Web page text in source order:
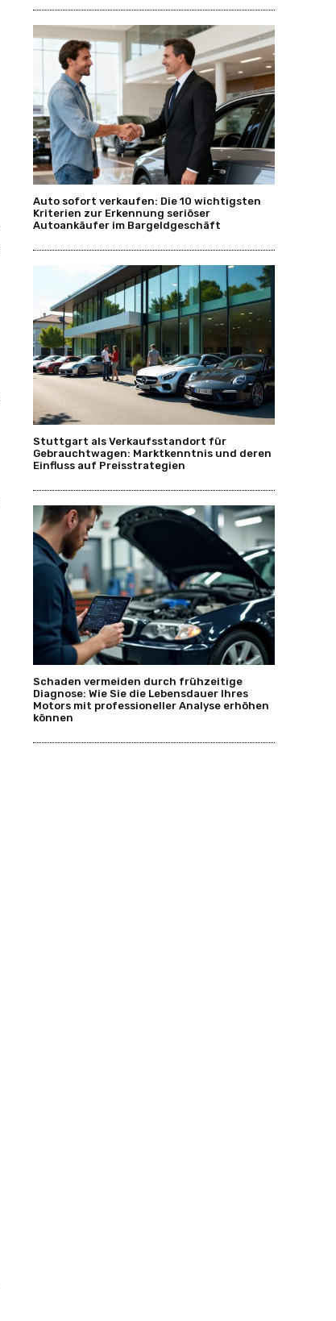
Auto sofort verkaufen: Die 10 wichtigsten
Kriterien zur Erkennung seriöser
Autoankäufer im Bargeldgeschäft
Stuttgart als Verkaufsstandort für
Gebrauchtwagen: Marktkenntnis und deren
Einfluss auf Preisstrategien
Schaden vermeiden durch frühzeitige
Diagnose: Wie Sie die Lebensdauer Ihres
Motors mit professioneller Analyse erhöhen
können